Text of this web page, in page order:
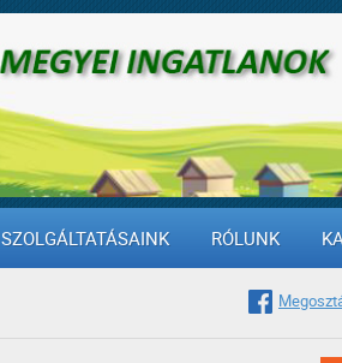
SZOLGÁLTATÁSAINK RÓLUNK